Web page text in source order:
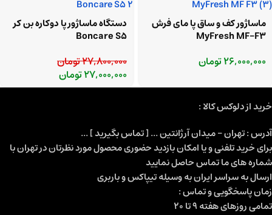
ماساژور کف و ساق پا مای فرش
MyFresh MF-F3
26,000,000تومان
دستگاه ماساژور پا دوکاره بن کر
Boncare S5
27,800,000تومان
27,000,000تومان
خرید از دلوکس کالا :
آدرس : تهران - میدان آرژانتین ... [ تماس بگیرید ] ...
برای خرید تلفنی و یا امکان بازدید حضوری محصول مورد نظرتان در تهران با
شماره های ما تماس حاصل نمایید
ارسال به سراسر ایران به وسیله تیپاکس و باربری
زمان پاسخگویی و تماس :
تمامی روزهای هفته 9 تا 20